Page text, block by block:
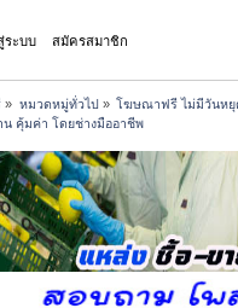
ระบบ สมัครสมาชิก
» หมวดหมู่ทั่วไป» โฆษณาฟรี ไม่มีวันหยุ
คุ้มค่า โดยช่างมืออาชีพ